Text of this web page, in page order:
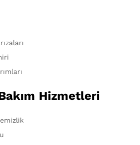
Hizmetleri